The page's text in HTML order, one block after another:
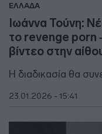
ΕΛΛΑΔΑ
Ιωάννα Τούνη:
το revenge porn
βίντεο στην
Η διαδικασία θα
23.01.2026 - 15:41